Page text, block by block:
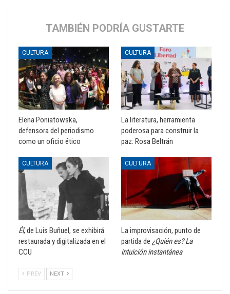
TAMBIÉN PODRÍA GUSTARTE
CULTURA
Elena Poniatowska,
defensora del periodismo
como un oficio ético
CULTURA
La literatura, herramienta
poderosa para construir la
paz: Rosa Beltrán
CULTURA
Él, de Luis Buñuel, se exhibirá
restaurada y digitalizada en el
CCU
CULTURA
La improvisación, punto de
partida de ¿Quién es? La
intuición instantánea
PREV NEXT